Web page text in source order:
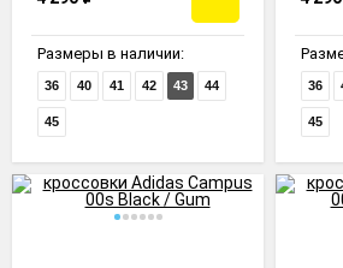
Размеры в наличии:
36 40 41 42 43 44
45
36
45